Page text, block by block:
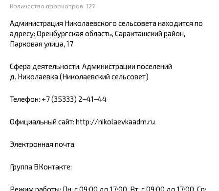
Количество просмотров: 127
Администрация Николаевского сельсовета находится по
адресу: Оренбургская область, Саракташский район,
Парковая улица, 17
Сфера деятельности: Администрации поселений
д. Николаевка (Николаевский сельсовет)
Телефон: +7 (35333) 2‒41‒44
Официальный сайт: http://nikolaevkaadm.ru
Электронная почта:
Группа ВКонтакте:
Режим работы: Пн: с 09:00 до 17:00, Вт: с 09:00 до 17:00, Ср: